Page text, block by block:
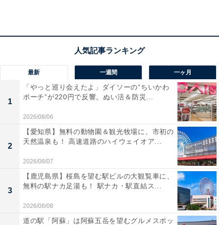
てきたのに……！
最新 一週間 一ヶ月
1
「やっと巡り会えたよ」ダイソーの“ちいかわ
ポーチ”が220円で反響。ぬい活＆防災...
2026/08/06
2
【愛知県】無料の動物園＆観光牧場に、市初の
天然温泉も！ 高速道路のハイウェイオア...
2026/08/07
3
【鹿児島県】桜島を望む駅ビルの大観覧車に、
無料の駅ナカ足湯も！ 駅ナカ・駅直結ス...
2026/08/08
道の駅「阿蘇」は阿蘇五岳を望むグルメスポッ